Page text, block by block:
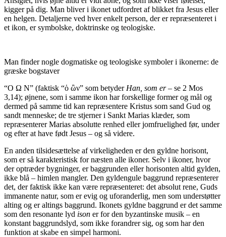
kigger på dig. Man bliver i ikonet udfordret af blikket fra Jesus eller
en helgen. Detaljerne ved hver enkelt person, der er repræsenteret i
et ikon, er symbolske, doktrinske og teologiske.
Man finder nogle dogmatiske og teologiske symboler i ikonerne: de
græske bogstaver
“Ο Ω Ν” (faktisk “ὁ ὢν” som betyder Han, som er– se 2 Mos
3,14); øjnene, som i samme ikon har forskellige former og mål og
dermed på samme tid kan repræsentere Kristus som sand Gud og
sandt menneske; de tre stjerner i Sankt Marias klæder, som
repræsenterer Marias absolutte renhed eller jomfruelighed før, under
og efter at have født Jesus – og så videre.
En anden tilsidesættelse af virkeligheden er den gyldne horisont,
som er så karakteristisk for næsten alle ikoner. Selv i ikoner, hvor
der optræder bygninger, er baggrunden eller horisonten altid gylden,
ikke blå – himlen mangler. Den gyldengule baggrund repræsenterer
det, der faktisk ikke kan være repræsenteret: det absolut rene, Guds
immanente natur, som er evig og uforanderlig, men som understøtter
alting og er altings baggrund. Ikonets gyldne baggrund er det samme
som den resonante lyd ison er for den byzantinske musik – en
konstant baggrundslyd, som ikke forandrer sig, og som har den
funktion at skabe en simpel harmoni.